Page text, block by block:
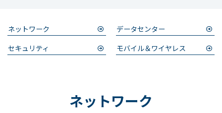
ネットワーク
データセンター
セキュリティ
モバイル＆ワイヤレス
ネットワーク